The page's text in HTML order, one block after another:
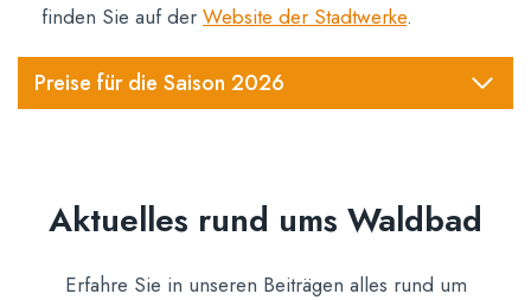
finden Sie auf der Website der Stadtwerke.
Preise für die Saison 2026
Aktuelles rund ums Waldbad
Erfahre Sie in unseren Beiträgen alles rund um